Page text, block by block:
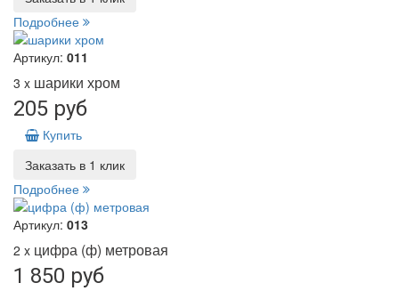
Подробнее
Артикул: 011
3 x шарики хром
205 руб
Купить
Заказать в 1 клик
Подробнее
Артикул: 013
2 x цифра (ф) метровая
1 850 руб